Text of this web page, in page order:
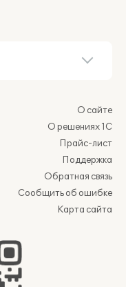
О сайте
О решениях 1С
Прайс-лист
Поддержка
Обратная связь
Сообщить об ошибке
Карта сайта